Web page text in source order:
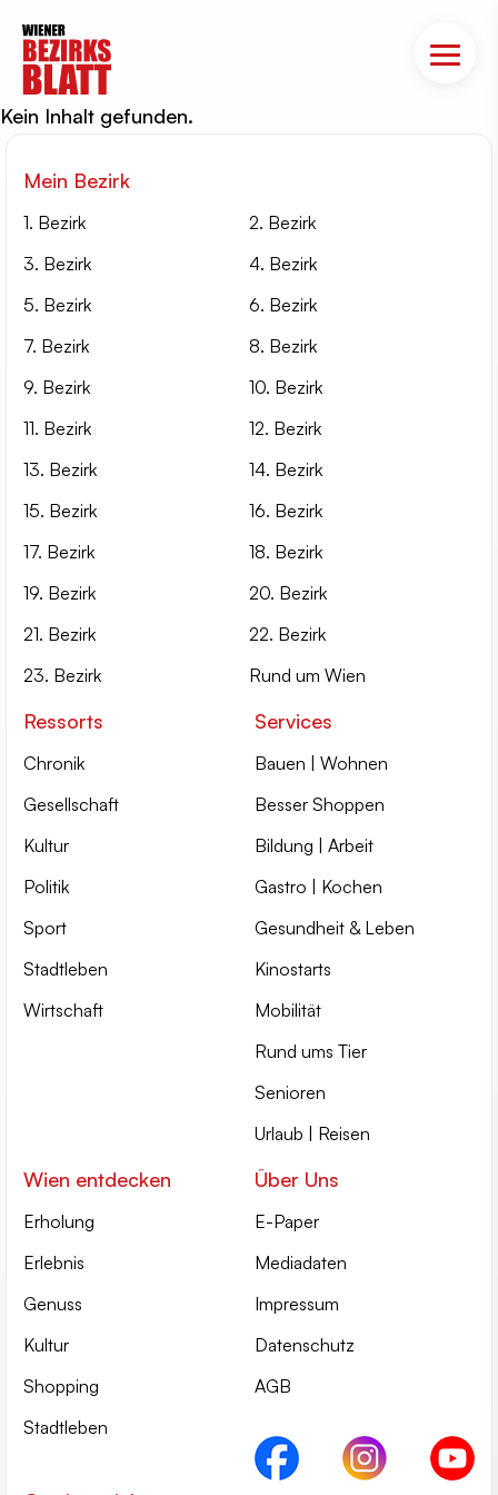
Kein Inhalt gefunden.
Mein Bezirk
1. Bezirk
2. Bezirk
3. Bezirk
4. Bezirk
5. Bezirk
6. Bezirk
7. Bezirk
8. Bezirk
9. Bezirk
10. Bezirk
11. Bezirk
12. Bezirk
13. Bezirk
14. Bezirk
15. Bezirk
16. Bezirk
17. Bezirk
18. Bezirk
19. Bezirk
20. Bezirk
21. Bezirk
22. Bezirk
23. Bezirk
Rund um Wien
Ressorts
Chronik
Gesellschaft
Kultur
Politik
Sport
Stadtleben
Wirtschaft
Services
Bauen | Wohnen
Besser Shoppen
Bildung | Arbeit
Gastro | Kochen
Gesundheit & Leben
Kinostarts
Mobilität
Rund ums Tier
Senioren
Urlaub | Reisen
Wien entdecken
Erholung
Erlebnis
Genuss
Kultur
Shopping
Stadtleben
Über Uns
E-Paper
Mediadaten
Impressum
Datenschutz
AGB